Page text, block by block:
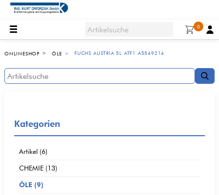
0
ONLINESHOP ÖLE FUCHS AUSTRIA 5L ATF1 A5549214
Kategorien
Artikel (6)
CHEMIE (13)
ÖLE (9)